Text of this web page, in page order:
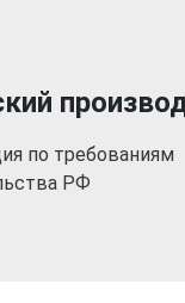
по требованиям
РФ